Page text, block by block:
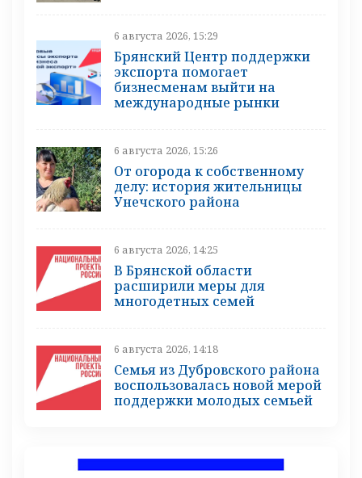
6 августа 2026, 15:29
Брянский Центр поддержки
экспорта помогает
бизнесменам выйти на
международные рынки
6 августа 2026, 15:26
От огорода к собственному
делу: история жительницы
Унечского района
6 августа 2026, 14:25
В Брянской области
расширили меры для
многодетных семей
6 августа 2026, 14:18
Семья из Дубровского района
воспользовалась новой мерой
поддержки молодых семьей